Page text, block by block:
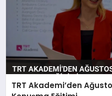
TRT Akademi’den